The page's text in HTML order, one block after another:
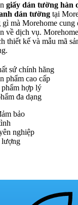
giấy dán tường hàn
dán tường tại
gì mà Morehome
về dịch vụ.
thiết kế và mẫu mã
sứ chính hãng
phẩm cao cấp
phẩm hợp lý
đa dạng
bảo
nghiệp
lượng